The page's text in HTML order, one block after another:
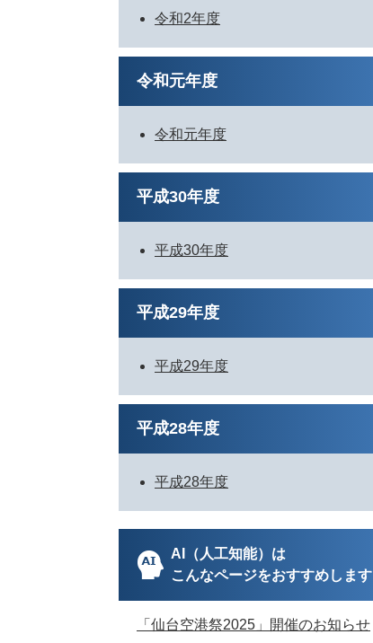
令和2年度
令和元年度
令和元年度
平成30年度
平成30年度
平成29年度
平成29年度
平成28年度
平成28年度
AI（人工知能）は
こんなページをおすすめします
「仙台空港祭2025」開催のお知らせ